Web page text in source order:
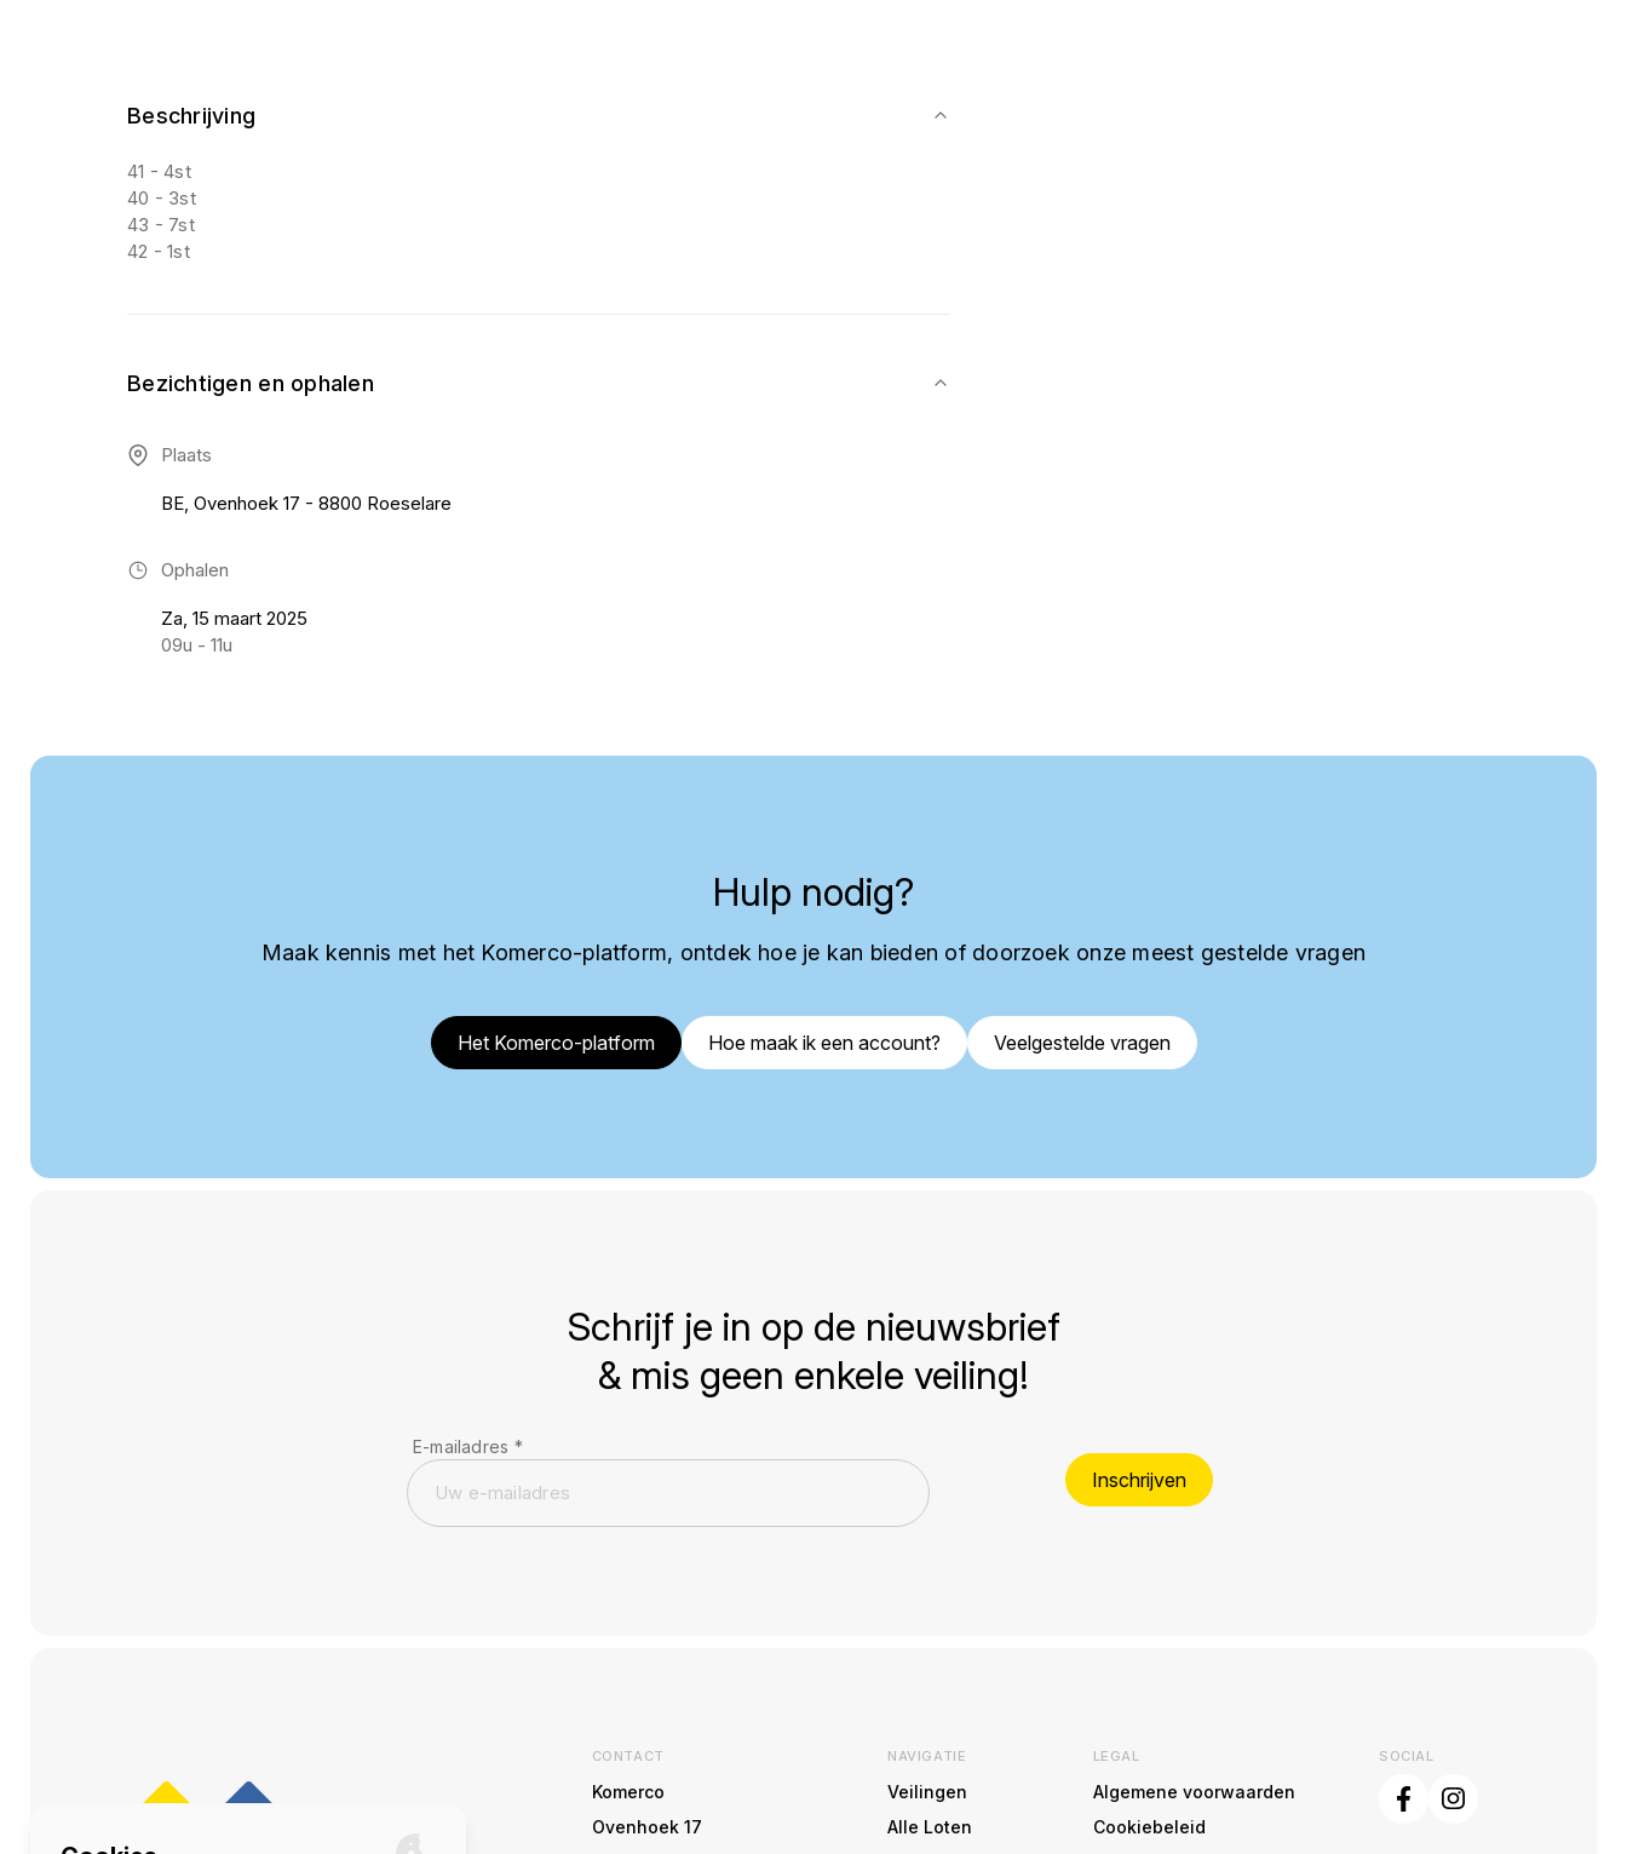
Beschrijving
41 - 4st
40 - 3st
43 - 7st
42 - 1st
Bezichtigen en ophalen
Plaats
BE, Ovenhoek 17 - 8800 Roeselare
Ophalen
Za, 15 maart 2025
09u - 11u
Hulp nodig?
Maak kennis met het Komerco-platform, ontdek hoe je kan bieden of doorzoek onze meest gestelde vragen
Het Komerco-platform Hoe maak ik een account? Veelgestelde vragen
Schrijf je in op de nieuwsbrief
& mis geen enkele veiling!
E-mailadres *
Inschrijven
CONTACT
Komerco
Ovenhoek 17
NAVIGATIE
Veilingen
Alle Loten
LEGAL
Algemene voorwaarden
Cookiebeleid
SOCIAL